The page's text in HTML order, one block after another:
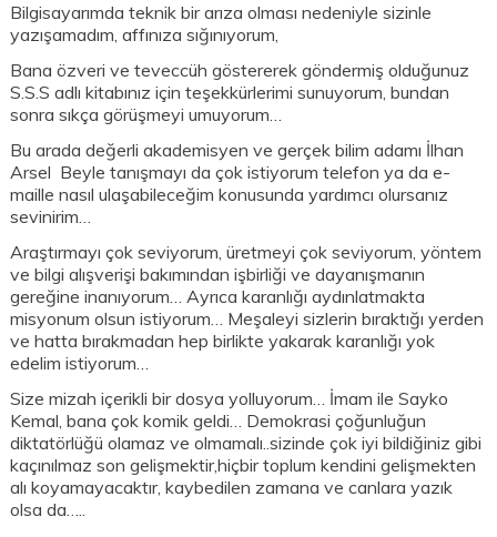
Bilgisayarımda teknik bir arıza olması nedeniyle sizinle
yazışamadım, affınıza sığınıyorum,
Bana özveri ve teveccüh göstererek göndermiş olduğunuz
S.S.S adlı kitabınız için teşekkürlerimi sunuyorum, bundan
sonra sıkça görüşmeyi umuyorum…
Bu arada değerli akademisyen ve gerçek bilim adamı İlhan
Arsel Beyle tanışmayı da çok istiyorum telefon ya da e-
maille nasıl ulaşabileceğim konusunda yardımcı olursanız
sevinirim…
Araştırmayı çok seviyorum, üretmeyi çok seviyorum, yöntem
ve bilgi alışverişi bakımından işbirliği ve dayanışmanın
gereğine inanıyorum… Ayrıca karanlığı aydınlatmakta
misyonum olsun istiyorum… Meşaleyi sizlerin bıraktığı yerden
ve hatta bırakmadan hep birlikte yakarak karanlığı yok
edelim istiyorum…
Size mizah içerikli bir dosya yolluyorum… İmam ile Sayko
Kemal, bana çok komik geldi… Demokrasi çoğunluğun
diktatörlüğü olamaz ve olmamalı..sizinde çok iyi bildiğiniz gibi
kaçınılmaz son gelişmektir,hiçbir toplum kendini gelişmekten
alı koyamayacaktır, kaybedilen zamana ve canlara yazık
olsa da…..